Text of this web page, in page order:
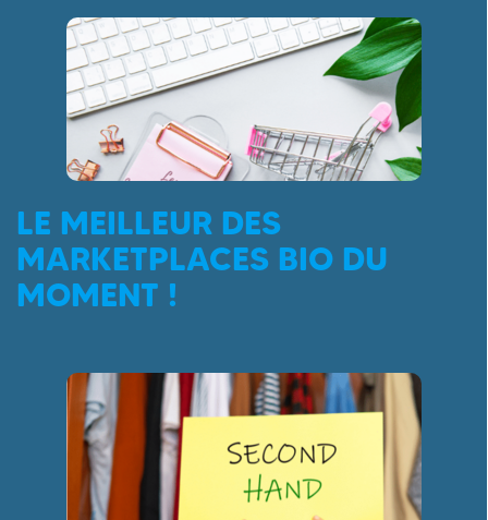
LE MEILLEUR DES
MARKETPLACES BIO DU
MOMENT !